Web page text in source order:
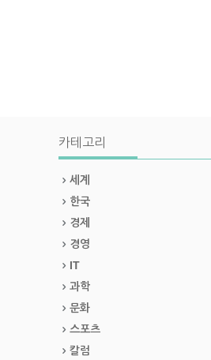
카테고리
세계
한국
경제
경영
IT
과학
문화
스포츠
칼럼